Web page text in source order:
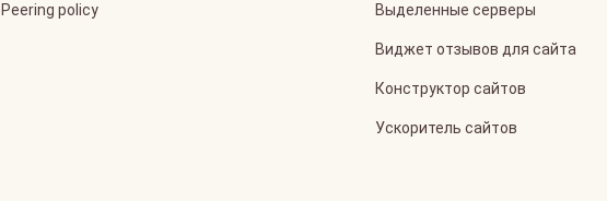
Peering policy Выделенные серверы
Виджет отзывов для сайта
Конструктор сайтов
Ускоритель сайтов